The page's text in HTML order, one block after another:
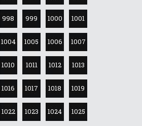
998 999 1000 1001
1004 1005 1006 1007
1010 1011 1012 1013
1016 1017 1018 1019
1022 1023 1024 1025